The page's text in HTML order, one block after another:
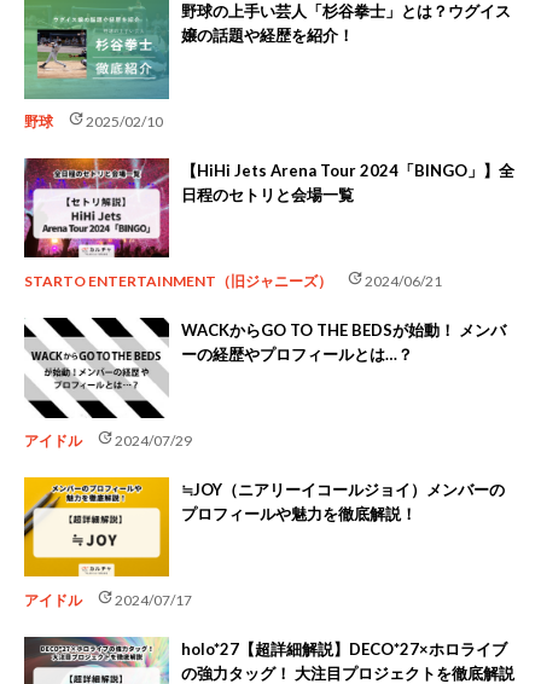
野球の上手い芸人「杉谷拳士」とは？ウグイス
嬢の話題や経歴を紹介！
野球 update2025/02/10
【HiHi Jets Arena Tour 2024「BINGO」】全
日程のセトリと会場一覧
STARTO ENTERTAINMENT（旧ジャニーズ） update2024/06/21
WACKからGO TO THE BEDSが始動！ メンバ
ーの経歴やプロフィールとは…？
アイドル update2024/07/29
≒JOY（ニアリーイコールジョイ）メンバーの
プロフィールや魅力を徹底解説！
アイドル update2024/07/17
holo*27【超詳細解説】DECO*27×ホロライブ
の強力タッグ！ 大注目プロジェクトを徹底解説